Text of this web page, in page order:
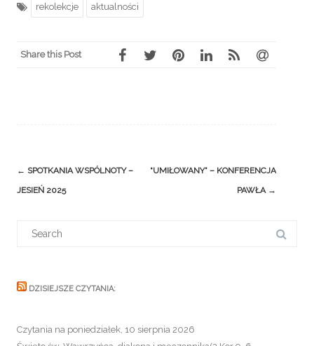
rekolekcje aktualności
Share this Post
Post
navigation
← SPOTKANIA WSPÓLNOTY –
JESIEŃ 2025
“UMIŁOWANY” – KONFERENCJA
PAWŁA →
DZISIEJSZE CZYTANIA:
Czytania na poniedziałek, 10 sierpnia 2026